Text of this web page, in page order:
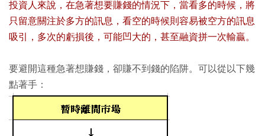
投資人來說，在急著想要賺錢的情況下，當看多的時候，將
只留意關注於多方的訊息，看空的時候則容易被空方的訊息
吸引，多次的虧損後，可能凹大的，甚至融資拼一次輸贏。
要避開這種急著想賺錢，卻賺不到錢的陷阱。可以從以下幾
點著手：